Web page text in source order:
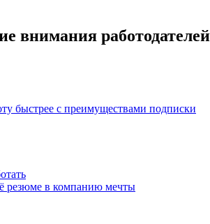
внимания работодателей
быстрее с преимуществами подписки
резюме в компанию мечты